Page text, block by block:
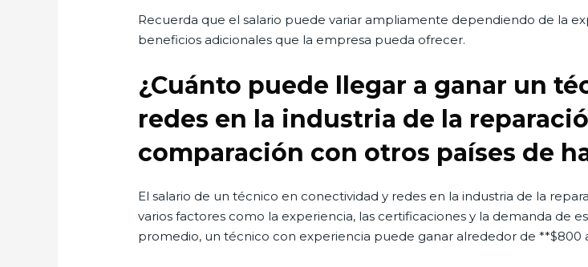
Recuerda que el salario puede variar ampliamente dependiendo de la
beneficios adicionales que la empresa pueda ofrecer.
¿Cuánto puede llegar a ganar un
redes en la industria de la
comparación con otros países de
El salario de un técnico en conectividad y redes en la industria de la
varios factores como la experiencia, las certificaciones y la demanda de
promedio, un técnico con experiencia puede ganar alrededor de **$800